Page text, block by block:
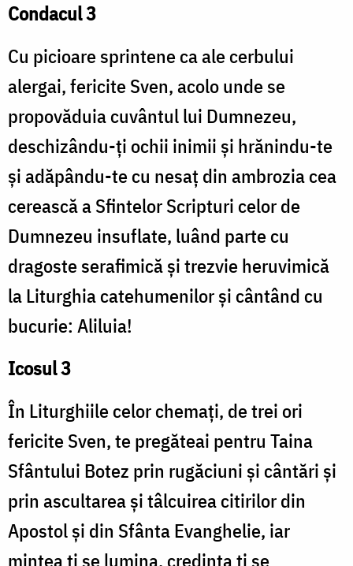
Condacul 3
Cu picioare sprintene ca ale cerbului
alergai, fericite Sven, acolo unde se
propovăduia cuvântul lui Dumnezeu,
deschizându-ți ochii inimii și hrănindu-te
și adăpându-te cu nesaț din ambrozia cea
cerească a Sfintelor Scripturi celor de
Dumnezeu insuflate, luând parte cu
dragoste serafimică și trezvie heruvimică
la Liturghia catehumenilor și cântând cu
bucurie: Aliluia!
Icosul 3
În Liturghiile celor chemați, de trei ori
fericite Sven, te pregăteai pentru Taina
Sfântului Botez prin rugăciuni și cântări și
prin ascultarea și tâlcuirea citirilor din
Apostol și din Sfânta Evanghelie, iar
mintea ți se lumina, credința ți se